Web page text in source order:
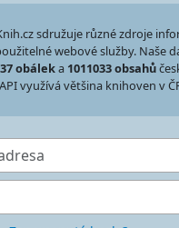
sdružuje různé zdroje
webové služby. Naše
obáleka 1011033 obsahů
využívá většina knihoven v